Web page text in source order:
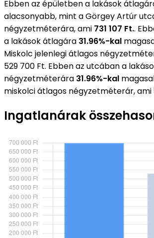
Ebben az épületben a lakások
alacsonyabb, mint a Görgey Artúr
négyzetméterára, ami 731 107 Ft..
a lakások átlagára 31.96%-kal
Miskolc jelenlegi átlagos
529 700 Ft. Ebben az utcában a
négyzetméterára 31.96%-kal
miskolci átlagos négyzetméterár, ami
Ingatlanárak